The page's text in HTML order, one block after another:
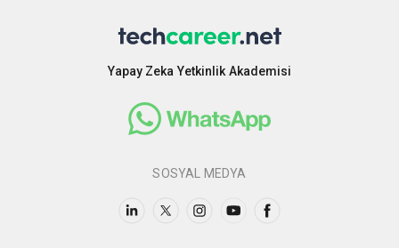
Yapay Zeka Yetkinlik Akademisi
SOSYAL MEDYA